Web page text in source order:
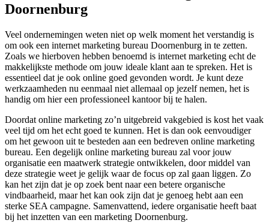
Doornenburg
Veel ondernemingen weten niet op welk moment het verstandig is
om ook een internet marketing bureau Doornenburg in te zetten.
Zoals we hierboven hebben benoemd is internet marketing echt de
makkelijkste methode om jouw ideale klant aan te spreken. Het is
essentieel dat je ook online goed gevonden wordt. Je kunt deze
werkzaamheden nu eenmaal niet allemaal op jezelf nemen, het is
handig om hier een professioneel kantoor bij te halen.
Doordat online marketing zo’n uitgebreid vakgebied is kost het vaak
veel tijd om het echt goed te kunnen. Het is dan ook eenvoudiger
om het gewoon uit te besteden aan een bedreven online marketing
bureau. Een degelijk online marketing bureau zal voor jouw
organisatie een maatwerk strategie ontwikkelen, door middel van
deze strategie weet je gelijk waar de focus op zal gaan liggen. Zo
kan het zijn dat je op zoek bent naar een betere organische
vindbaarheid, maar het kan ook zijn dat je genoeg hebt aan een
sterke SEA campagne. Samenvattend, iedere organisatie heeft baat
bij het inzetten van een marketing Doornenburg.